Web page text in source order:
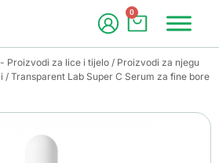
0
Proizvodi za lice i tijelo / Proizvodi za njegu
/ Transparent Lab Super C Serum za fine bore